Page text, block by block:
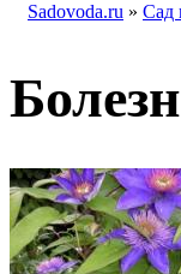
Sadovoda.ru » Сад